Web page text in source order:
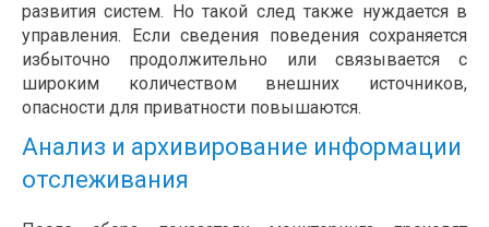
развития систем. Но такой след также нуждается в
управления. Если сведения поведения сохраняется
избыточно продолжительно или связывается с
широким количеством внешних источников,
опасности для приватности повышаются.
Анализ и архивирование информации
отслеживания